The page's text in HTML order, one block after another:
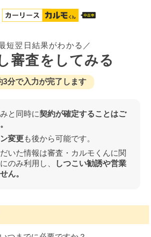
短翌日結果がわかる／
審査をしてみる
3分で入力が完了します
と同時に契約が確定することはご
変更も後から可能です。
いた情報は審査・カルモくんに関
のみ利用し、
しつこい勧誘や営業
ん。